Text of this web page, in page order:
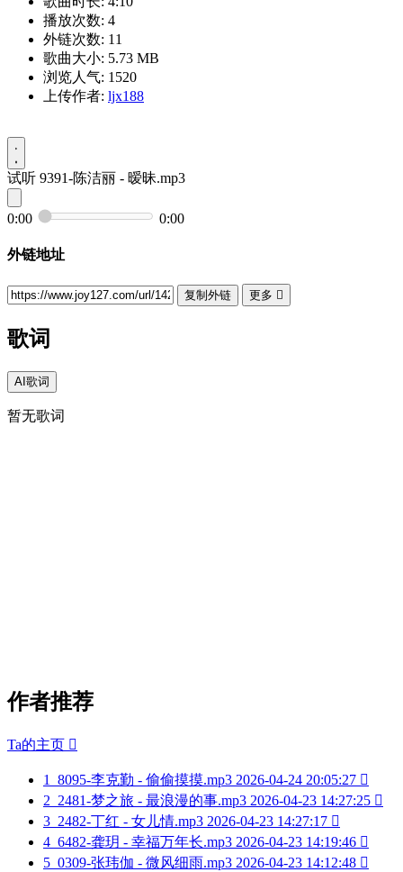
播放次数: 4
外链次数: 11
歌曲大小: 5.73 MB
浏览人气: 1520
上传作者: ljx188
试听 9391-陈洁丽 - 暧昧.mp3
0:00 0:00
外链地址
复制外链 更多 
歌词
AI歌词
暂无歌词
作者推荐
Ta的主页 
1 8095-李克勤 - 偷偷摸摸.mp3 2026-04-24 20:05:27 
2 2481-梦之旅 - 最浪漫的事.mp3 2026-04-23 14:27:25 
3 2482-丁红 - 女儿情.mp3 2026-04-23 14:27:17 
4 6482-龚玥 - 幸福万年长.mp3 2026-04-23 14:19:46 
5 0309-张玮伽 - 微风细雨.mp3 2026-04-23 14:12:48 